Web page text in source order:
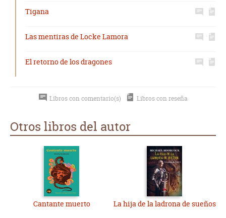
Tigana
Las mentiras de Locke Lamora
El retorno de los dragones
Libros con comentario(s) Libros con reseña
Otros libros del autor
Cantante muerto La hija de la ladrona de sueños